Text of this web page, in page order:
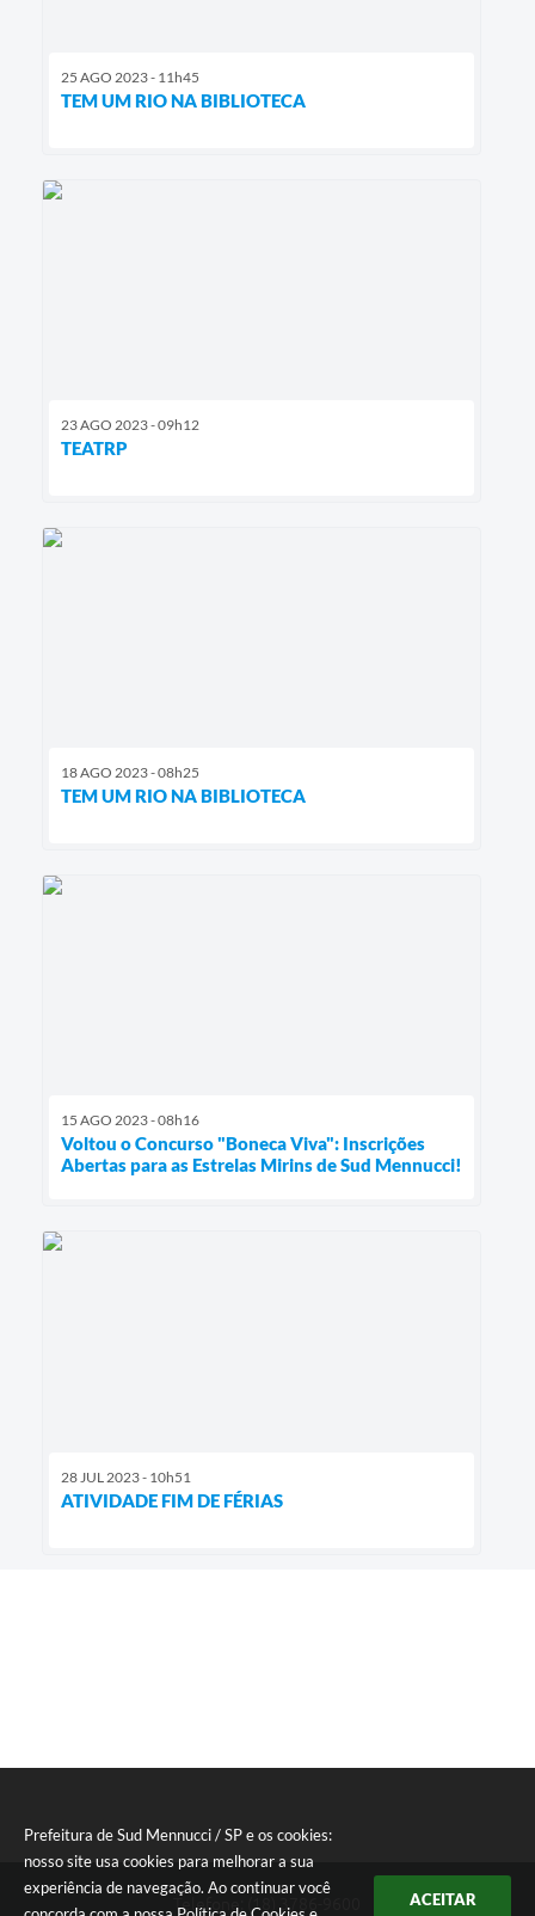
Prefeitura de Sud Mennucci / SP e os cookies:
nosso site usa cookies para melhorar a sua
experiência de navegação. Ao continuar você
ACEITAR
25 AGO 2023 - 11h45
TEM UM RIO NA BIBLIOTECA
23 AGO 2023 - 09h12
TEATRP
18 AGO 2023 - 08h25
TEM UM RIO NA BIBLIOTECA
15 AGO 2023 - 08h16
Voltou o Concurso "Boneca Viva": Inscrições
Abertas para as Estrelas Mirins de Sud Mennucci!
28 JUL 2023 - 10h51
ATIVIDADE FIM DE FÉRIAS
Telefone: (18) 3786-9600